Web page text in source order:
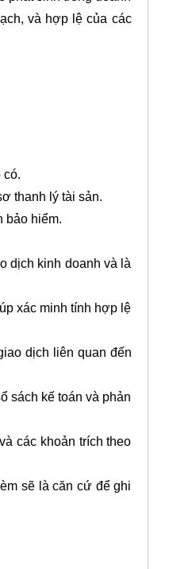
và hợp lệ của các
có.
thanh lý tài sản.
bảo hiểm.
dịch kinh doanh và là
xác minh tính hợp lệ
dịch liên quan đến
sách kế toán và phản
các khoản trích theo
sẽ là căn cứ để ghi